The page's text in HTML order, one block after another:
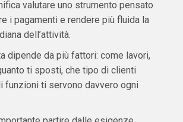
valutare uno strumento pensato
i pagamenti e rendere più fluida la
dell’attività.
dipende da più fattori: come lavori,
ti sposti, che tipo di clienti
funzioni ti servono davvero ogni